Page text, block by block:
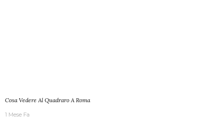
Cosa Vedere Al Quadraro A Roma
1 Mese Fa